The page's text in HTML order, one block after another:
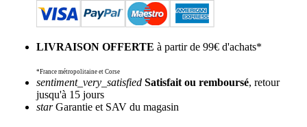
LIVRAISON OFFERTE à partir de 99€ d'achats*
*France métropolitaine et Corse
sentiment_very_satisfied Satisfait ou remboursé, retour
jusqu'à 15 jours
starGarantie et SAV du magasin